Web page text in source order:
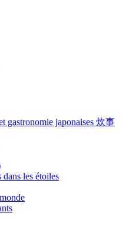
gastronomie japonaises 炊事
dans les étoiles